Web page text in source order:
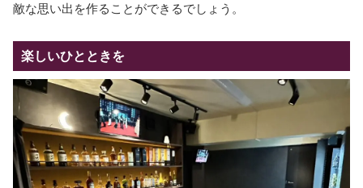
敵な思い出を作ることができるでしょう。
楽しいひとときを